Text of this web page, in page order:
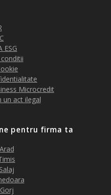
ESG
Microcredit
un act ilegal
pentru firma ta